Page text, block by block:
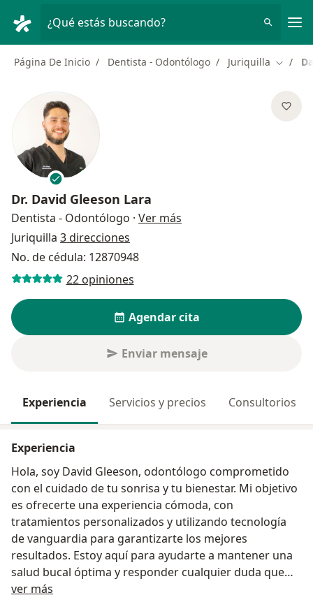
¿Qué estás buscando?
Página De Inicio Dentista - Odontólogo Juriquilla
Dr. David Gleeson Lara
Dentista - Odontólogo · Ver más
Juriquilla 3 direcciones
No. de cédula: 12870948
22 opiniones
Agendar cita
Enviar mensaje
Experiencia Servicios y precios Consultorios
Experiencia
Hola, soy David Gleeson, odontólogo comprometido
con el cuidado de tu sonrisa y tu bienestar. Mi objetivo
es ofrecerte una experiencia cómoda, con
tratamientos personalizados y utilizando tecnología
de vanguardia para garantizarte los mejores
resultados. Estoy aquí para ayudarte a mantener una
salud bucal óptima y responder cualquier duda que
tengas. ¡Tu sonrisa está en buenas manos!
ver más